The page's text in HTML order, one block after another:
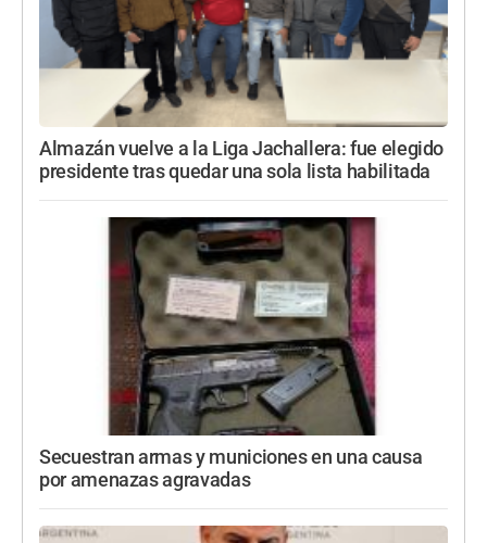
Almazán vuelve a la Liga Jachallera: fue elegido
presidente tras quedar una sola lista habilitada
Secuestran armas y municiones en una causa
por amenazas agravadas